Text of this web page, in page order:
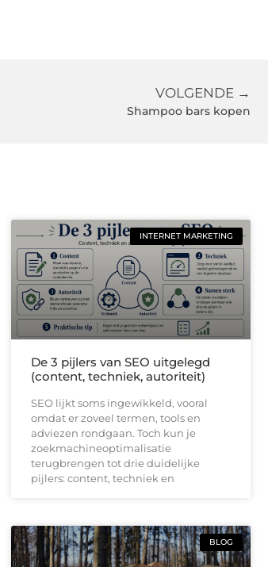
VOLGENDE →
Shampoo bars kopen
INTERNET MARKETING
De 3 pijlers van SEO uitgelegd
(content, techniek, autoriteit)
SEO lijkt soms ingewikkeld, vooral
omdat er zoveel termen, tools en
adviezen rondgaan. Toch kun je
zoekmachineoptimalisatie
terugbrengen tot drie duidelijke
pijlers: content, techniek en
BLOG